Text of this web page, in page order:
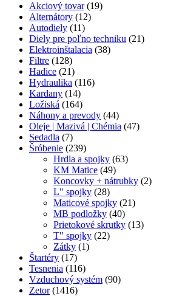
Akciový tovar (19)
Alternátory (12)
Autodiely (11)
Diely pre poľno techniku (21)
Elektroinštalacia (38)
Filtre (128)
Hadice (21)
Hydraulika (116)
Kardany (14)
Ložiská (164)
Náhony a prevody (44)
Oleje | Mazivá | Chémia (47)
Sedadla (7)
Šróbenie (239)
Hrdla a spojky (63)
KM Matice (49)
Koncovky + nátrubky (2)
L" spojky (28)
Maticové spojky (21)
MB podložky (40)
Prietokové skrutky (13)
T" spojky (22)
Zátky (1)
Štartéry (17)
Tesnenia (116)
Vzduchový systém (90)
Zetor (1416)